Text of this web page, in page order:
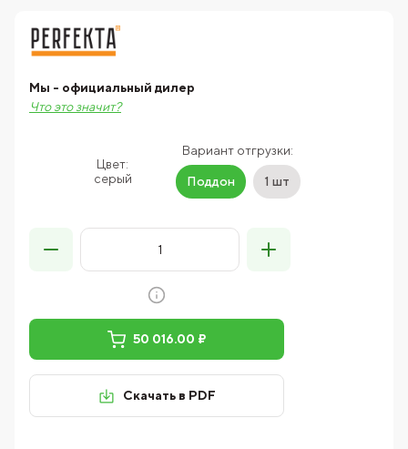
Цвет:
серый
Вариант отгрузки:
Поддон 1 шт
Мы - официальный дилер
Что это значит?
50 016.00 ₽
Скачать в PDF